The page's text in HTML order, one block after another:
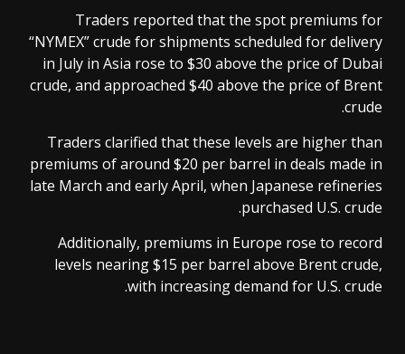
Traders reported that the spot premiums for
“NYMEX” crude for shipments scheduled for delivery
in July in Asia rose to $30 above the price of Dubai
crude, and approached $40 above the price of Brent
crude.
Traders clarified that these levels are higher than
premiums of around $20 per barrel in deals made in
late March and early April, when Japanese refineries
purchased U.S. crude.
Additionally, premiums in Europe rose to record
levels nearing $15 per barrel above Brent crude,
with increasing demand for U.S. crude.